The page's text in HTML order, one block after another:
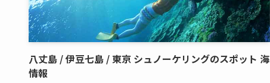
八丈島 / 伊豆七島 / 東京 シュノーケリングのスポット 海
情報